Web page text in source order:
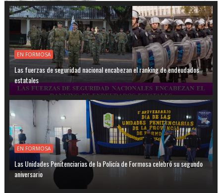
EN FORMOSA
Las fuerzas de seguridad nacional encabezan el ranking de endeudados
estatales
EN FORMOSA
Las Unidades Penitenciarias de la Policía de Formosa celebró su segundo
aniversario